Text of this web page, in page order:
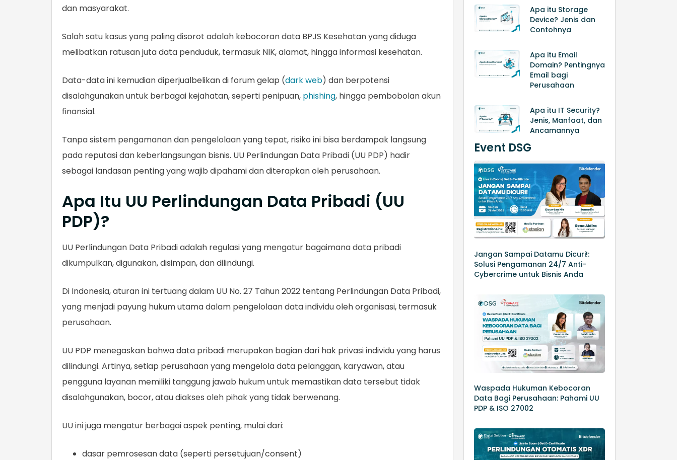
dan masyarakat.
Salah satu kasus yang paling disorot adalah kebocoran data BPJS Kesehatan yang diduga
melibatkan ratusan juta data penduduk, termasuk NIK, alamat, hingga informasi kesehatan.
Data-data ini kemudian diperjualbelikan di forum gelap (dark web) dan berpotensi
disalahgunakan untuk berbagai kejahatan, seperti penipuan, phishing, hingga pembobolan akun
finansial.
Tanpa sistem pengamanan dan pengelolaan yang tepat, risiko ini bisa berdampak langsung
pada reputasi dan keberlangsungan bisnis. UU Perlindungan Data Pribadi (UU PDP) hadir
sebagai landasan penting yang wajib dipahami dan diterapkan oleh perusahaan.
Apa Itu UU Perlindungan Data Pribadi (UU
PDP)?
UU Perlindungan Data Pribadi adalah regulasi yang mengatur bagaimana data pribadi
dikumpulkan, digunakan, disimpan, dan dilindungi.
Di Indonesia, aturan ini tertuang dalam UU No. 27 Tahun 2022 tentang Perlindungan Data Pribadi,
yang menjadi payung hukum utama dalam pengelolaan data individu oleh organisasi, termasuk
perusahaan.
UU PDP menegaskan bahwa data pribadi merupakan bagian dari hak privasi individu yang harus
dilindungi. Artinya, setiap perusahaan yang mengelola data pelanggan, karyawan, atau
pengguna layanan memiliki tanggung jawab hukum untuk memastikan data tersebut tidak
disalahgunakan, bocor, atau diakses oleh pihak yang tidak berwenang.
UU ini juga mengatur berbagai aspek penting, mulai dari:
dasar pemrosesan data (seperti persetujuan/consent)
Apa itu Storage
Device? Jenis dan
Contohnya
Apa itu Email
Domain? Pentingnya
Email bagi
Perusahaan
Apa itu IT Security?
Jenis, Manfaat, dan
Ancamannya
Event DSG
Jangan Sampai Datamu Dicuri!:
Solusi Pengamanan 24/7 Anti-
Cybercrime untuk Bisnis Anda
Waspada Hukuman Kebocoran
Data Bagi Perusahaan: Pahami UU
PDP & ISO 27002